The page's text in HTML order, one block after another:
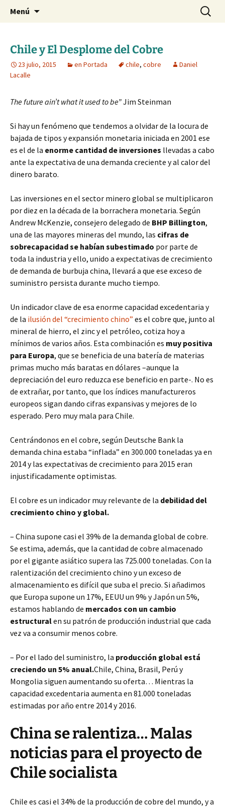
dlacalle.com
Blog de Daniel Lacalle
Menú Buscar:
Chile y El Desplome del Cobre
23 julio, 2015 en Portada chile, cobre
Daniel
Lacalle
The future ain’t what it used to be”Jim Steinman
Si hay un fenómeno que tendemos a olvidar de la locura de
bajada de tipos y expansión monetaria iniciada en 2001 ese
es el de la enorme cantidad de inversiones llevadas a cabo
ante la expectativa de una demanda creciente y al calor del
dinero barato.
Las inversiones en el sector minero global se multiplicaron
por diez en la década de la borrachera monetaria. Según
Andrew McKenzie, consejero delegado de BHP Billington,
una de las mayores mineras del mundo, las cifras de
sobrecapacidad se habían subestimado por parte de
toda la industria y ello, unido a expectativas de crecimiento
de demanda de burbuja china, llevará a que ese exceso de
suministro persista durante mucho tiempo.
Un indicador clave de esa enorme capacidad excedentaria y
de la ilusión del “crecimiento chino” es el cobre que, junto al
mineral de hierro, el zinc y el petróleo, cotiza hoy a
mínimos de varios años. Esta combinación es muy positiva
para Europa, que se beneficia de una batería de materias
primas mucho más baratas en dólares –aunque la
depreciación del euro reduzca ese beneficio en parte-. No es
de extrañar, por tanto, que los índices manufactureros
europeos sigan dando cifras expansivas y mejores de lo
esperado. Pero muy mala para Chile.
Centrándonos en el cobre, según Deutsche Bank la
demanda china estaba “inflada” en 300.000 toneladas ya en
2014 y las expectativas de crecimiento para 2015 eran
injustificadamente optimistas.
El cobre es un indicador muy relevante de la debilidad del
crecimiento chino y global.
– China supone casi el 39% de la demanda global de cobre.
Se estima, además, que la cantidad de cobre almacenado
por el gigante asiático supera las 725.000 toneladas. Con la
ralentización del crecimiento chino y un exceso de
almacenamiento es difícil que suba el precio. Si añadimos
que Europa supone un 17%, EEUU un 9% y Japón un 5%,
estamos hablando de mercados con un cambio
estructuralen su patrón de producción industrial que cada
vez va a consumir menos cobre.
– Por el lado del suministro, la producción global está
creciendo un 5% anual.Chile, China, Brasil, Perú y
Mongolia siguen aumentando su oferta… Mientras la
capacidad excedentaria aumenta en 81.000 toneladas
estimadas por año entre 2014 y 2016.
China se ralentiza… Malas
noticias para el proyecto de
Chile socialista
Chile es casi el 34% de la producción de cobre del mundo, y a